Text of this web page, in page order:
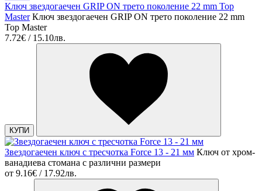
Ключ звездогаечен GRIP ON трето поколение 22 mm Top
Master Ключ звездогаечен GRIP ON трето поколение 22 mm
Top Master
7.72€ / 15.10лв.
КУПИ
Звездогаечен ключ с тресчотка Force 13 - 21 мм Ключ от хром-
ванадиева стомана с различни размери
от 9.16€ / 17.92лв.